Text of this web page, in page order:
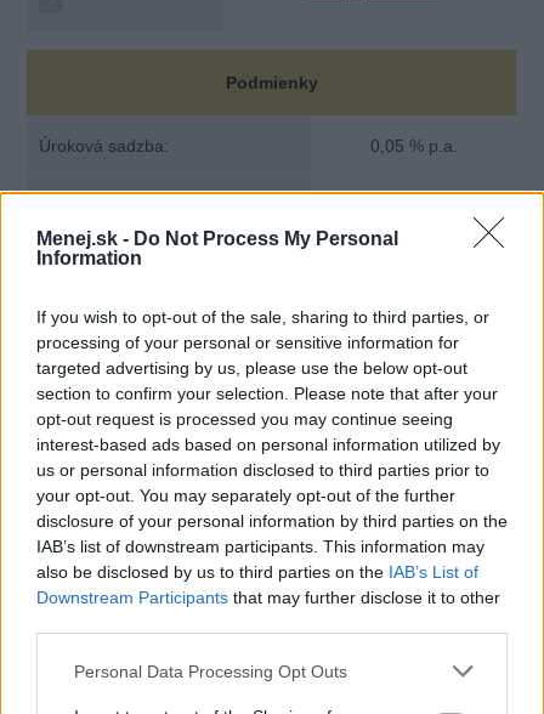
Menej.sk - Do Not Process My Personal
Information
If you wish to opt-out of the sale, sharing to third parties, or
processing of your personal or sensitive information for
targeted advertising by us, please use the below opt-out
section to confirm your selection. Please note that after your
opt-out request is processed you may continue seeing
interest-based ads based on personal information utilized by
us or personal information disclosed to third parties prior to
your opt-out. You may separately opt-out of the further
disclosure of your personal information by third parties on the
IAB’s list of downstream participants. This information may
also be disclosed by us to third parties on the IAB’s List of
Downstream Participants that may further disclose it to other
Personal Data Processing Opt Outs
Podmienky
Úroková sadzba: 0,05 % p.a.
Minimálny vklad:
Min. mesačný vklad:
Viazanosť na bežný účet: nie